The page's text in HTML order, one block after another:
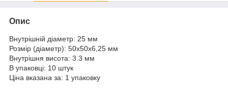
Опис
Внутрішній діаметр: 25 мм
Розмір (діаметр): 50х50х6,25 мм
Внутрішня висота: 3.3 мм
В упаковці: 10 штук
Ціна вказана за: 1 упаковку